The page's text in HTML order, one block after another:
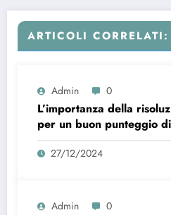
ARTICOLI CORRELATI:
Admin 0
L’importanza della
per un buon punteggio
27/12/2024
Admin 0